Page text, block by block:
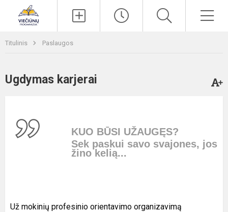
Titulinis Paslaugos
Ugdymas karjerai
KUO BŪSI UŽAUGĘS?
Sek paskui savo svajones, jos
žino kelią...
Už mokinių profesinio orientavimo organizavimą